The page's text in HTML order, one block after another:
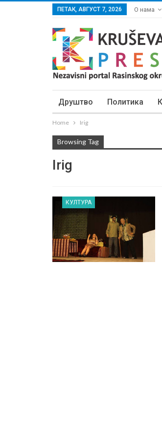
ПЕТАК, АВГУСТ 7, 2026 О нама
Друштво Политика
Home Irig
Browsing Tag
Irig
КУЛТУРА